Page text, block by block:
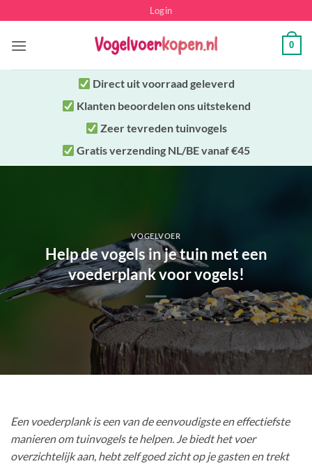
naar
inhoud
Login
0
Direct uitvoorraad geleverd
Klanten beoordelen ons uitstekend
Zeer tevreden tuinvogels
Gratis verzending NL/BE vanaf €45
VOGELVOER
Help de vogels in je tuin met een
voederplank voor vogels!
Een voederplank is een van de eenvoudigste en effectiefste
manieren om tuinvogels te helpen. Je biedt het voer
overzichtelijk aan, hebt zelf goed zicht op je gasten en trekt